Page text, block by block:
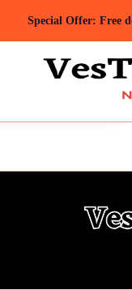
Special Offer: Free